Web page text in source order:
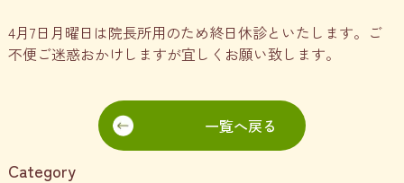
4月7日月曜日は院長所用のため終日休診といたします。ご
不便ご迷惑おかけしますが宜しくお願い致します。
一覧へ戻る
Category